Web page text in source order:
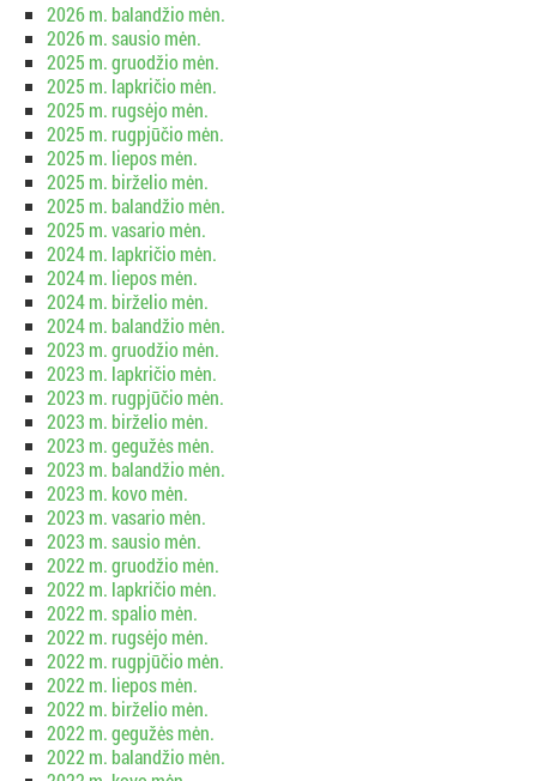
2026 m. balandžio mėn.
2026 m. sausio mėn.
2025 m. gruodžio mėn.
2025 m. lapkričio mėn.
2025 m. rugsėjo mėn.
2025 m. rugpjūčio mėn.
2025 m. liepos mėn.
2025 m. birželio mėn.
2025 m. balandžio mėn.
2025 m. vasario mėn.
2024 m. lapkričio mėn.
2024 m. liepos mėn.
2024 m. birželio mėn.
2024 m. balandžio mėn.
2023 m. gruodžio mėn.
2023 m. lapkričio mėn.
2023 m. rugpjūčio mėn.
2023 m. birželio mėn.
2023 m. gegužės mėn.
2023 m. balandžio mėn.
2023 m. kovo mėn.
2023 m. vasario mėn.
2023 m. sausio mėn.
2022 m. gruodžio mėn.
2022 m. lapkričio mėn.
2022 m. spalio mėn.
2022 m. rugsėjo mėn.
2022 m. rugpjūčio mėn.
2022 m. liepos mėn.
2022 m. birželio mėn.
2022 m. gegužės mėn.
2022 m. balandžio mėn.